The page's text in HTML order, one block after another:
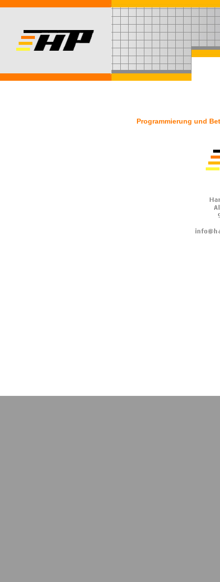
Programmierung und